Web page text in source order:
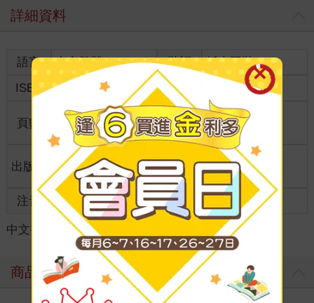
詳細資料
語言 中文繁體 裝訂
紙本平裝
ISBN
9786260270292 分級 普通級
頁數 192
商品規
格
21*14.7*3.00
出版地 台灣
適讀年
齡
全齡適讀
注音 級別
中文書 漫畫 ＞ 奇幻/穿越
商品評價